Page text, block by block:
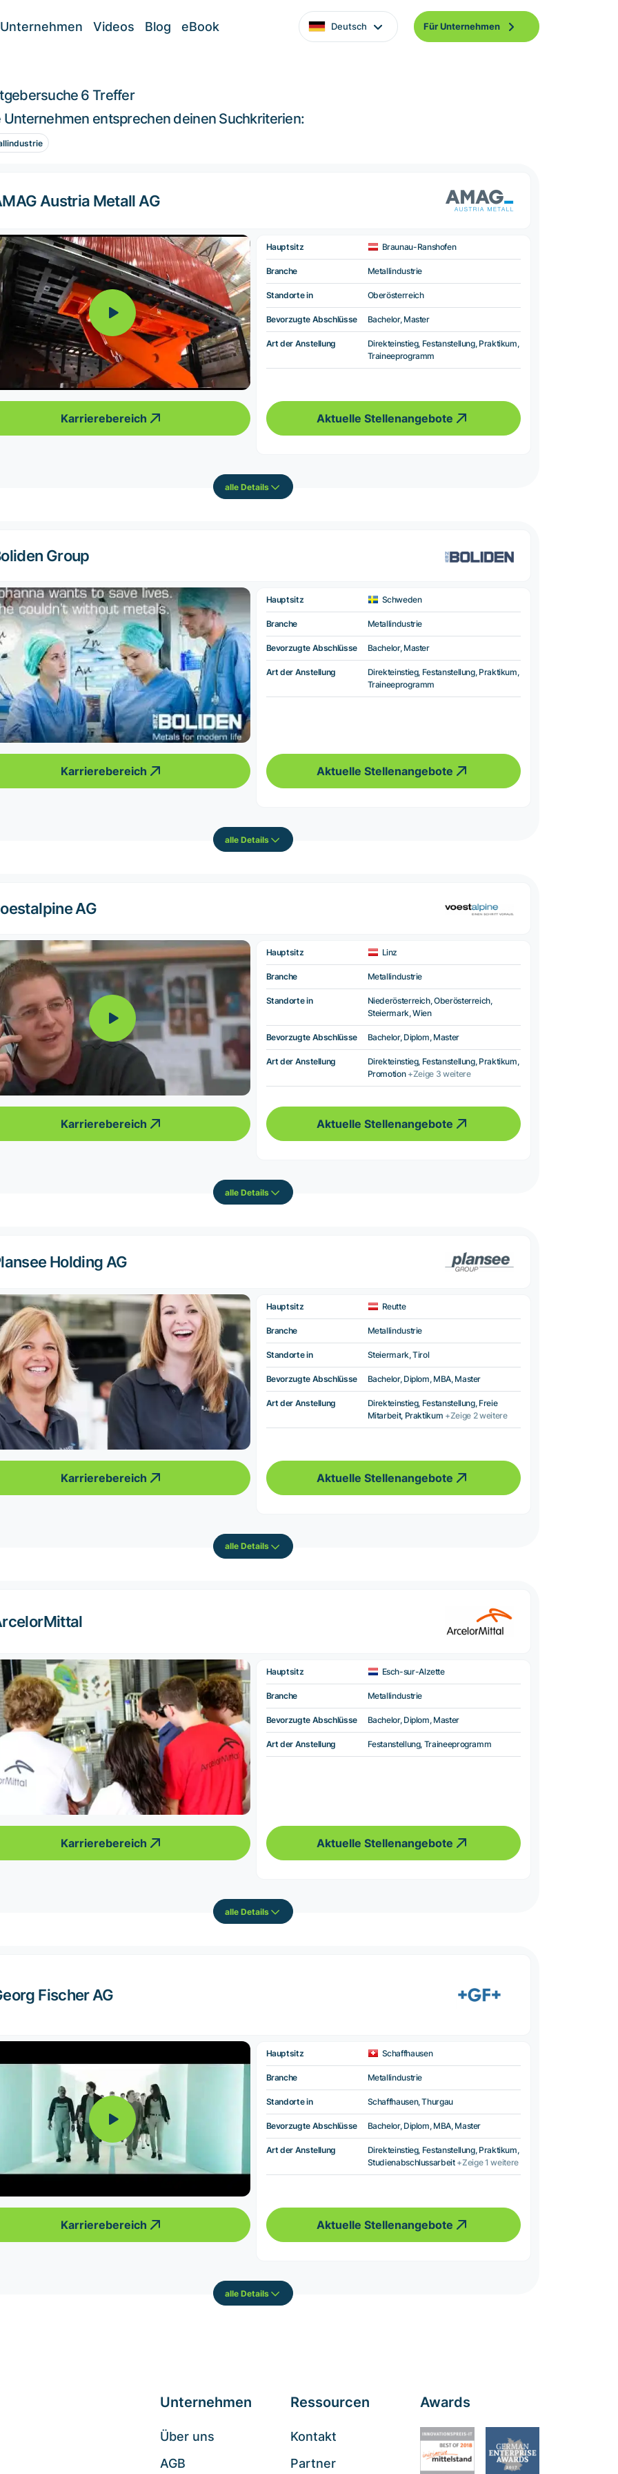
Unternehmen Videos Blog eBook Deutsch Für Unternehmen
6 Treffer
Unternehmen entsprechen deinen Suchkriterien:
Austria Metall AG
Karrierebereich
Hauptsitz Braunau-Ranshofen
Branche Metallindustrie
Standorte in Oberösterreich
Bevorzugte Abschlüsse Bachelor, Master
Art der Anstellung
Direkteinstieg, Festanstellung, Praktikum,
Traineeprogramm
Aktuelle Stellenangebote
alle Details
Group
Karrierebereich
Hauptsitz Schweden
Branche Metallindustrie
Bevorzugte Abschlüsse Bachelor, Master
Art der Anstellung
Direkteinstieg, Festanstellung, Praktikum,
Traineeprogramm
Aktuelle Stellenangebote
alle Details
AG
Karrierebereich
Hauptsitz Linz
Branche Metallindustrie
Standorte in
Niederösterreich, Oberösterreich,
Steiermark, Wien
Bevorzugte Abschlüsse Bachelor, Diplom, Master
Art der Anstellung
Direkteinstieg, Festanstellung, Praktikum,
Promotion +Zeige 3 weitere
Aktuelle Stellenangebote
alle Details
Holding AG
Karrierebereich
Hauptsitz Reutte
Branche Metallindustrie
Standorte in Steiermark, Tirol
Bevorzugte Abschlüsse Bachelor, Diplom, MBA, Master
Art der Anstellung
Direkteinstieg, Festanstellung, Freie
Mitarbeit, Praktikum +Zeige 2 weitere
Aktuelle Stellenangebote
alle Details
Karrierebereich
Hauptsitz Esch-sur-Alzette
Branche Metallindustrie
Bevorzugte Abschlüsse Bachelor, Diplom, Master
Art der Anstellung Festanstellung, Traineeprogramm
Aktuelle Stellenangebote
alle Details
Fischer AG
Karrierebereich
Hauptsitz Schaffhausen
Branche Metallindustrie
Standorte in Schaffhausen, Thurgau
Bevorzugte Abschlüsse Bachelor, Diplom, MBA, Master
Art der Anstellung
Direkteinstieg, Festanstellung, Praktikum,
Studienabschlussarbeit +Zeige 1 weitere
Aktuelle Stellenangebote
alle Details
Unternehmen
Über uns
AGB
Ressourcen
Kontakt
Partner
Awards